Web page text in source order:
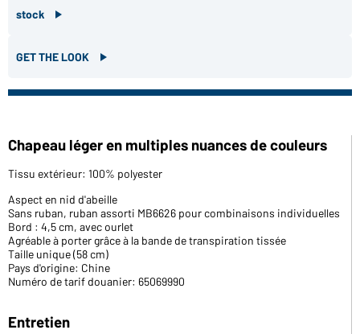
stock
GET THE LOOK
Chapeau léger en multiples nuances de couleurs
Tissu extérieur: 100% polyester
Aspect en nid d'abeille
Sans ruban, ruban assorti MB6626 pour combinaisons individuelles
Bord : 4,5 cm, avec ourlet
Agréable à porter grâce à la bande de transpiration tissée
Taille unique (58 cm)
Pays d'origine: Chine
Numéro de tarif douanier: 65069990
Entretien